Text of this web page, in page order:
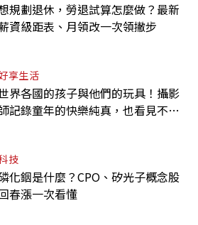
規劃退休，勞退試算怎麼做？最新
資級距表、月領改一次領撇步
享生活
界各國的孩子與他們的玩具！攝影
記錄童年的快樂純真，也看見不同
技
化銦是什麼？CPO、矽光子概念股
春漲一次看懂